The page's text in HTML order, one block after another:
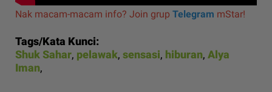
Nak macam-macam info? Join grup Telegram mStar!
Tags/Kata Kunci:
Shuk Sahar, pelawak, sensasi, hiburan, Alya
Iman,